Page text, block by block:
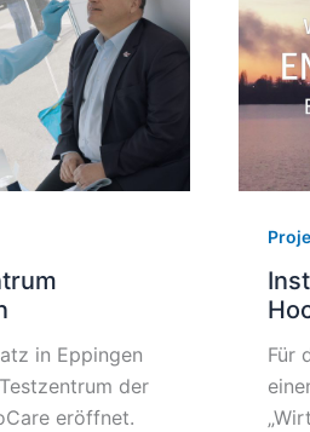
in Eppingen
der
eröffnet.
Für